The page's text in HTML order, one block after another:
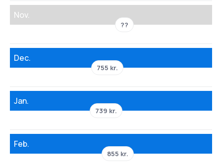
Nov.
??
Dec.
755 kr.
Jan.
739 kr.
Feb.
855 kr.